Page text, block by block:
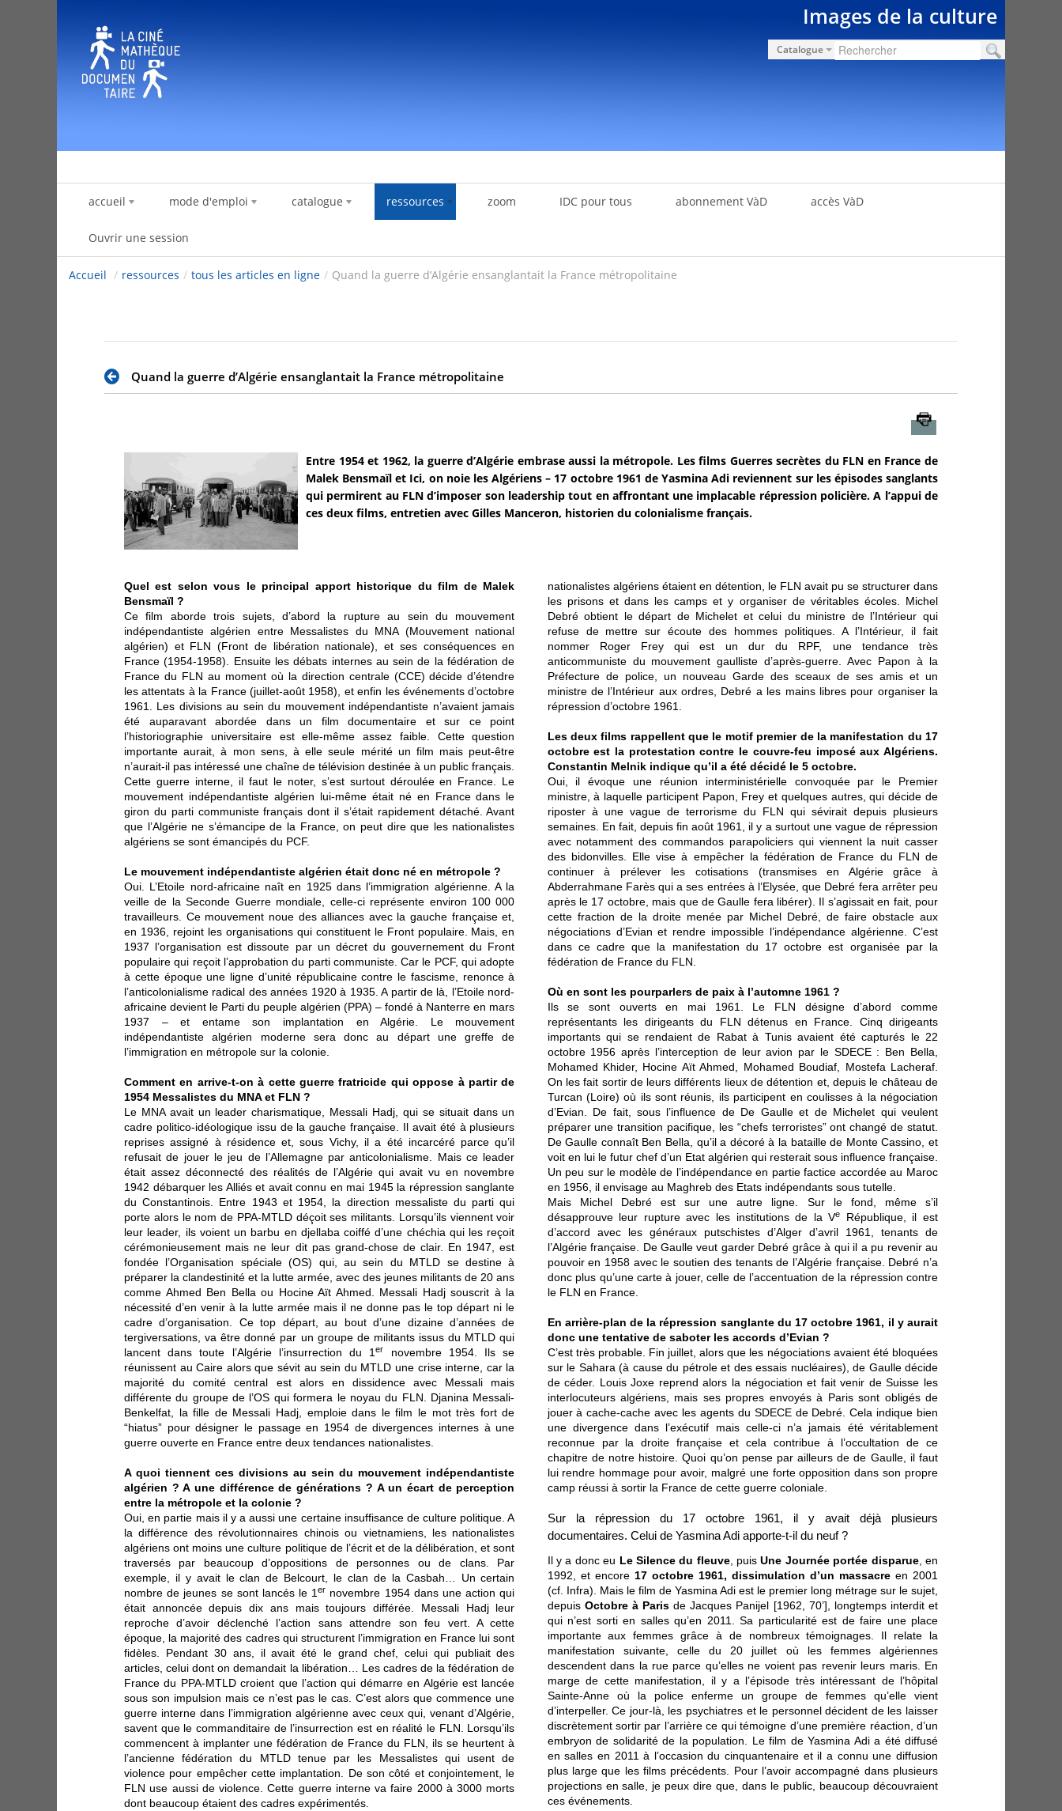
Images de la culture
Catalogue
accueil mode d'emploi catalogue ressources zoom IDC pour tous abonnement VàD accès VàD
Ouvrir une session
Accueil / ressources / tous les articles en ligne / Quand la guerre d’Algérie ensanglantait la France métropolitaine
Quand la guerre d’Algérie ensanglantait la France métropolitaine
Entre 1954 et 1962, la guerre d’Algérie embrase aussi la métropole. Les films Guerres secrètes du FLN en France de
Malek Bensmaïl et Ici, on noie les Algériens – 17 octobre 1961 de Yasmina Adi reviennent sur les épisodes sanglants
qui permirent au FLN d’imposer son leadership tout en affrontant une implacable répression policière. A l’appui de
ces deux films, entretien avec Gilles Manceron, historien du colonialisme français.
Quel est selon vous le principal apport historique du film de Malek
Bensmaïl ?
Ce film aborde trois sujets, d’abord la rupture au sein du mouvement
indépendantiste algérien entre Messalistes du MNA (Mouvement national
algérien) et FLN (Front de libération nationale), et ses conséquences en
France (1954-1958). Ensuite les débats internes au sein de la fédération de
France du FLN au moment où la direction centrale (CCE) décide d’étendre
les attentats à la France (juillet-août 1958), et enfin les événements d’octobre
1961. Les divisions au sein du mouvement indépendantiste n’avaient jamais
été auparavant abordée dans un film documentaire et sur ce point
l’historiographie universitaire est elle-même assez faible. Cette question
importante aurait, à mon sens, à elle seule mérité un film mais peut-être
n’aurait-il pas intéressé une chaîne de télévision destinée à un public français.
Cette guerre interne, il faut le noter, s’est surtout déroulée en France. Le
mouvement indépendantiste algérien lui-même était né en France dans le
giron du parti communiste français dont il s’était rapidement détaché. Avant
que l’Algérie ne s’émancipe de la France, on peut dire que les nationalistes
algériens se sont émancipés du PCF.
Le mouvement indépendantiste algérien était donc né en métropole ?
Oui. L’Etoile nord-africaine naît en 1925 dans l’immigration algérienne. A la
veille de la Seconde Guerre mondiale, celle-ci représente environ 100 000
travailleurs. Ce mouvement noue des alliances avec la gauche française et,
en 1936, rejoint les organisations qui constituent le Front populaire. Mais, en
1937 l’organisation est dissoute par un décret du gouvernement du Front
populaire qui reçoit l’approbation du parti communiste. Car le PCF, qui adopte
à cette époque une ligne d’unité républicaine contre le fascisme, renonce à
l’anticolonialisme radical des années 1920 à 1935. A partir de là, l’Etoile nord-
africaine devient le Parti du peuple algérien (PPA) – fondé à Nanterre en mars
1937 – et entame son implantation en Algérie. Le mouvement
indépendantiste algérien moderne sera donc au départ une greffe de
l’immigration en métropole sur la colonie.
Comment en arrive-t-on à cette guerre fratricide qui oppose à partir de
1954 Messalistes du MNA et FLN ?
Le MNA avait un leader charismatique, Messali Hadj, qui se situait dans un
cadre politico-idéologique issu de la gauche française. Il avait été à plusieurs
reprises assigné à résidence et, sous Vichy, il a été incarcéré parce qu’il
refusait de jouer le jeu de l’Allemagne par anticolonialisme. Mais ce leader
était assez déconnecté des réalités de l’Algérie qui avait vu en novembre
1942 débarquer les Alliés et avait connu en mai 1945 la répression sanglante
du Constantinois. Entre 1943 et 1954, la direction messaliste du parti qui
porte alors le nom de PPA-MTLD déçoit ses militants. Lorsqu’ils viennent voir
leur leader, ils voient un barbu en djellaba coiffé d’une chéchia qui les reçoit
cérémonieusement mais ne leur dit pas grand-chose de clair. En 1947, est
fondée l’Organisation spéciale (OS) qui, au sein du MTLD se destine à
préparer la clandestinité et la lutte armée, avec des jeunes militants de 20 ans
comme Ahmed Ben Bella ou Hocine Aït Ahmed. Messali Hadj souscrit à la
nécessité d’en venir à la lutte armée mais il ne donne pas le top départ ni le
cadre d’organisation. Ce top départ, au bout d’une dizaine d’années de
tergiversations, va être donné par un groupe de militants issus du MTLD qui
lancent dans toute l’Algérie l’insurrection du 1er
novembre 1954. Ils se
réunissent au Caire alors que sévit au sein du MTLD une crise interne, car la
majorité du comité central est alors en dissidence avec Messali mais
différente du groupe de l’OS qui formera le noyau du FLN. Djanina Messali-
Benkelfat, la fille de Messali Hadj, emploie dans le film le mot très fort de
“hiatus” pour désigner le passage en 1954 de divergences internes à une
guerre ouverte en France entre deux tendances nationalistes.
A quoi tiennent ces divisions au sein du mouvement indépendantiste
algérien ? A une différence de générations ? A un écart de perception
entre la métropole et la colonie ?
Oui, en partie mais il y a aussi une certaine insuffisance de culture politique. A
la différence des révolutionnaires chinois ou vietnamiens, les nationalistes
algériens ont moins une culture politique de l’écrit et de la délibération, et sont
traversés par beaucoup d’oppositions de personnes ou de clans. Par
exemple, il y avait le clan de Belcourt, le clan de la Casbah… Un certain
nombre de jeunes se sont lancés le 1er novembre 1954 dans une action qui
était annoncée depuis dix ans mais toujours différée. Messali Hadj leur
reproche d’avoir déclenché l’action sans attendre son feu vert. A cette
époque, la majorité des cadres qui structurent l’immigration en France lui sont
fidèles. Pendant 30 ans, il avait été le grand chef, celui qui publiait des
articles, celui dont on demandait la libération… Les cadres de la fédération de
France du PPA-MTLD croient que l’action qui démarre en Algérie est lancée
sous son impulsion mais ce n’est pas le cas. C’est alors que commence une
guerre interne dans l’immigration algérienne avec ceux qui, venant d’Algérie,
savent que le commanditaire de l’insurrection est en réalité le FLN. Lorsqu’ils
commencent à implanter une fédération de France du FLN, ils se heurtent à
l’ancienne fédération du MTLD tenue par les Messalistes qui usent de
violence pour empêcher cette implantation. De son côté et conjointement, le
FLN use aussi de violence. Cette guerre interne va faire 2000 à 3000 morts
dont beaucoup étaient des cadres expérimentés.
nationalistes algériens étaient en détention, le FLN avait pu se structurer dans
les prisons et dans les camps et y organiser de véritables écoles. Michel
Debré obtient le départ de Michelet et celui du ministre de l’Intérieur qui
refuse de mettre sur écoute des hommes politiques. A l’Intérieur, il fait
nommer Roger Frey qui est un dur du RPF, une tendance très
anticommuniste du mouvement gaulliste d’après-guerre. Avec Papon à la
Préfecture de police, un nouveau Garde des sceaux de ses amis et un
ministre de l’Intérieur aux ordres, Debré a les mains libres pour organiser la
répression d’octobre 1961.
Les deux films rappellent que le motif premier de la manifestation du 17
octobre est la protestation contre le couvre-feu imposé aux Algériens.
Constantin Melnik indique qu’il a été décidé le 5 octobre.
Oui, il évoque une réunion interministérielle convoquée par le Premier
ministre, à laquelle participent Papon, Frey et quelques autres, qui décide de
riposter à une vague de terrorisme du FLN qui sévirait depuis plusieurs
semaines. En fait, depuis fin août 1961, il y a surtout une vague de répression
avec notamment des commandos parapoliciers qui viennent la nuit casser
des bidonvilles. Elle vise à empêcher la fédération de France du FLN de
continuer à prélever les cotisations (transmises en Algérie grâce à
Abderrahmane Farès qui a ses entrées à l’Elysée, que Debré fera arrêter peu
après le 17 octobre, mais que de Gaulle fera libérer). Il s’agissait en fait, pour
cette fraction de la droite menée par Michel Debré, de faire obstacle aux
négociations d’Evian et rendre impossible l’indépendance algérienne. C’est
dans ce cadre que la manifestation du 17 octobre est organisée par la
fédération de France du FLN.
Où en sont les pourparlers de paix à l’automne 1961 ?
Ils se sont ouverts en mai 1961. Le FLN désigne d’abord comme
représentants les dirigeants du FLN détenus en France. Cinq dirigeants
importants qui se rendaient de Rabat à Tunis avaient été capturés le 22
octobre 1956 après l’interception de leur avion par le SDECE : Ben Bella,
Mohamed Khider, Hocine Aït Ahmed, Mohamed Boudiaf, Mostefa Lacheraf.
On les fait sortir de leurs différents lieux de détention et, depuis le château de
Turcan (Loire) où ils sont réunis, ils participent en coulisses à la négociation
d’Evian. De fait, sous l’influence de De Gaulle et de Michelet qui veulent
préparer une transition pacifique, les “chefs terroristes” ont changé de statut.
De Gaulle connaît Ben Bella, qu’il a décoré à la bataille de Monte Cassino, et
voit en lui le futur chef d’un Etat algérien qui resterait sous influence française.
Un peu sur le modèle de l’indépendance en partie factice accordée au Maroc
en 1956, il envisage au Maghreb des Etats indépendants sous tutelle.
Mais Michel Debré est sur une autre ligne. Sur le fond, même s’il
désapprouve leur rupture avec les institutions de la Ve
République, il est
d’accord avec les généraux putschistes d’Alger d’avril 1961, tenants de
l’Algérie française. De Gaulle veut garder Debré grâce à qui il a pu revenir au
pouvoir en 1958 avec le soutien des tenants de l’Algérie française. Debré n’a
donc plus qu’une carte à jouer, celle de l’accentuation de la répression contre
le FLN en France.
En arrière-plan de la répression sanglante du 17 octobre 1961, il y aurait
donc une tentative de saboter les accords d’Evian ?
C’est très probable. Fin juillet, alors que les négociations avaient été bloquées
sur le Sahara (à cause du pétrole et des essais nucléaires), de Gaulle décide
de céder. Louis Joxe reprend alors la négociation et fait venir de Suisse les
interlocuteurs algériens, mais ses propres envoyés à Paris sont obligés de
jouer à cache-cache avec les agents du SDECE de Debré. Cela indique bien
une divergence dans l’exécutif mais celle-ci n’a jamais été véritablement
reconnue par la droite française et cela contribue à l’occultation de ce
chapitre de notre histoire. Quoi qu’on pense par ailleurs de de Gaulle, il faut
lui rendre hommage pour avoir, malgré une forte opposition dans son propre
camp réussi à sortir la France de cette guerre coloniale.
Sur la répression du 17 octobre 1961, il y avait déjà plusieurs
documentaires. Celui de Yasmina Adi apporte-t-il du neuf ?
Il y a donc eu Le Silence du fleuve, puisUne Journée portée disparue, en
1992, et encore 17 octobre 1961, dissimulation d’un massacreen 2001
(cf. Infra). Mais le film de Yasmina Adi est le premier long métrage sur le sujet,
depuis Octobre à Paris de Jacques Panijel [1962, 70’], longtemps interdit et
qui n’est sorti en salles qu’en 2011. Sa particularité est de faire une place
importante aux femmes grâce à de nombreux témoignages. Il relate la
manifestation suivante, celle du 20 juillet où les femmes algériennes
descendent dans la rue parce qu’elles ne voient pas revenir leurs maris. En
marge de cette manifestation, il y a l’épisode très intéressant de l’hôpital
Sainte-Anne où la police enferme un groupe de femmes qu’elle vient
d’interpeller. Ce jour-là, les psychiatres et le personnel décident de les laisser
discrètement sortir par l’arrière ce qui témoigne d’une première réaction, d’un
embryon de solidarité de la population. Le film de Yasmina Adi a été diffusé
en salles en 2011 à l’occasion du cinquantenaire et il a connu une diffusion
plus large que les films précédents. Pour l’avoir accompagné dans plusieurs
projections en salle, je peux dire que, dans le public, beaucoup découvraient
ces événements.